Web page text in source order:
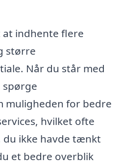
indhente flere
større
Når du står med
muligheden for bedre
hvilket ofte
ikke havde tænkt
et bedre overblik